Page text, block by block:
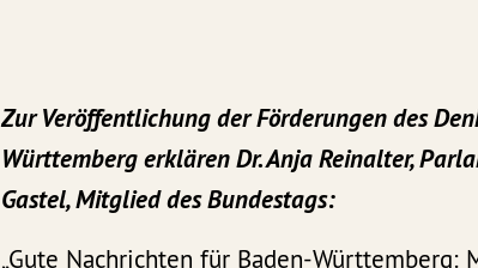
Zur Veröffentlichung der Förderungen des
Württemberg erklären Dr. Anja Reinalter,
Gastel, Mitglied des Bundestags:
„Gute Nachrichten für Baden-